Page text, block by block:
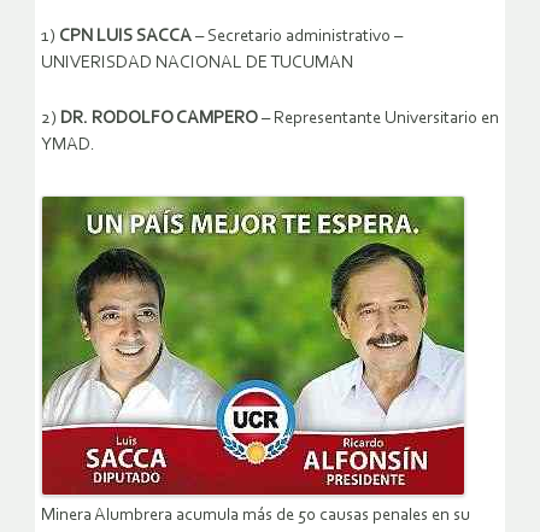
1) CPN LUIS SACCA – Secretario administrativo –
UNIVERISDAD NACIONAL DE TUCUMAN
2) DR. RODOLFO CAMPERO – Representante Universitario en
YMAD.
Minera Alumbrera acumula más de 50 causas penales en su